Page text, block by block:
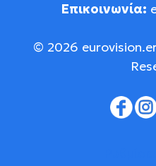
Επικοινωνία:
© 2026